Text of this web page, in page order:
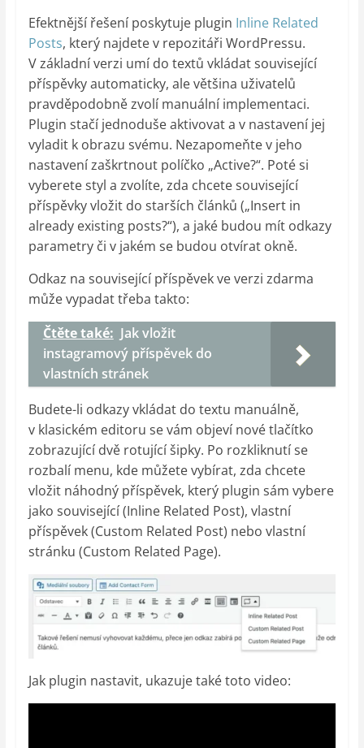
Efektnější řešení poskytuje plugin Inline Related
Posts, který najdete v repozitáři WordPressu.
V základní verzi umí do textů vkládat související
příspěvky automaticky, ale většina uživatelů
pravděpodobně zvolí manuální implementaci.
Plugin stačí jednoduše aktivovat a v nastavení jej
vyladit k obrazu svému. Nezapomeňte v jeho
nastavení zaškrtnout políčko „Active?“. Poté si
vyberete styl a zvolíte, zda chcete související
příspěvky vložit do starších článků („Insert in
already existing posts?“), a jaké budou mít odkazy
parametry či v jakém se budou otvírat okně.
Odkaz na související příspěvek ve verzi zdarma
může vypadat třeba takto:
Čtěte také: Jak vložit
instagramový příspěvek do
vlastních stránek
Budete-li odkazy vkládat do textu manuálně,
v klasickém editoru se vám objeví nové tlačítko
zobrazující dvě rotující šipky. Po rozkliknutí se
rozbalí menu, kde můžete vybírat, zda chcete
vložit náhodný příspěvek, který plugin sám vybere
jako související (Inline Related Post), vlastní
příspěvek (Custom Related Post) nebo vlastní
stránku (Custom Related Page).
Jak plugin nastavit, ukazuje také toto video: